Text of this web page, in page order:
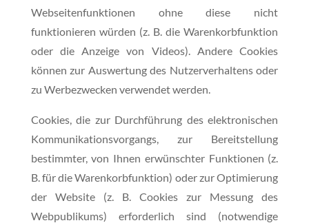
Webseitenfunktionen ohne diese nicht
funktionieren würden (z. B. die Warenkorbfunktion
oder die Anzeige von Videos). Andere Cookies
können zur Auswertung des Nutzerverhaltens oder
zu Werbezwecken verwendet werden.
Cookies, die zur Durchführung des elektronischen
Kommunikationsvorgangs, zur Bereitstellung
bestimmter, von Ihnen erwünschter Funktionen (z.
B. für die Warenkorbfunktion) oder zur Optimierung
der Website (z. B. Cookies zur Messung des
Webpublikums) erforderlich sind (notwendige